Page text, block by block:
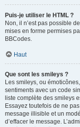
Puis-je utiliser le HTML ?
Non, il n’est pas possible
mises en forme permises
BBCodes.
Haut
Que sont les smileys ?
Les smileys, ou
sentiments avec un code
liste complète des smileys
Essayez toutefois de ne
message illisible et un
d’effacer le message.